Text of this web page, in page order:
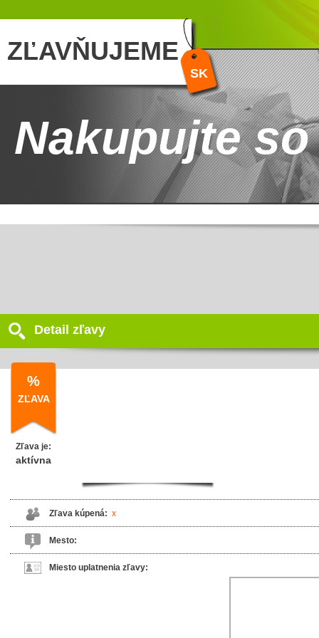
ZĽAVŇUJEME
SK
Nakupujte
Detail zľavy
%
ZĽAVA
Zľava je:
aktívna
Zľava kúpená: x
Mesto:
Miesto uplatnenia zľavy: